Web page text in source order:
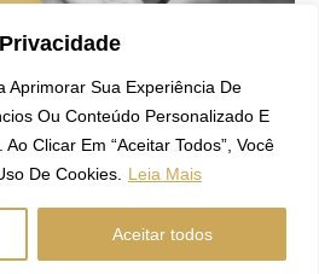
Aprimorar Sua Experiência De
Ou Conteúdo Personalizado E
Clicar Em “Aceitar Todos”, Você
De Cookies.
Leia Mais
Aceitar todos
A Importância
Setembro Amarelo, A Campanha